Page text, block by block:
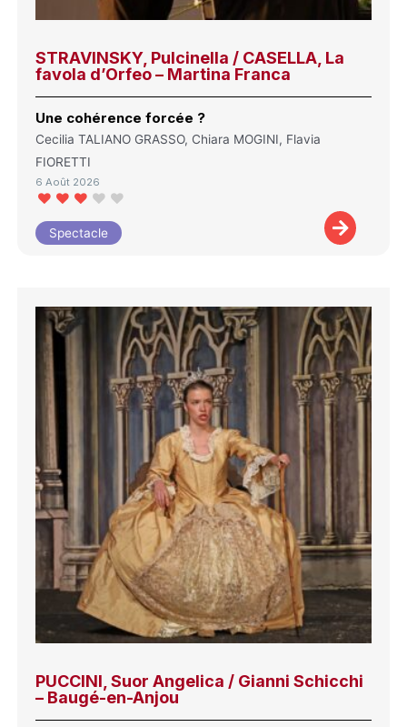
STRAVINSKY, Pulcinella / CASELLA, La
favola d’Orfeo – Martina Franca
Une cohérence forcée ?
Cecilia TALIANO GRASSO, Chiara MOGINI, Flavia
FIORETTI
6 Août 2026
Spectacle
PUCCINI, Suor Angelica / Gianni Schicchi
– Baugé-en-Anjou